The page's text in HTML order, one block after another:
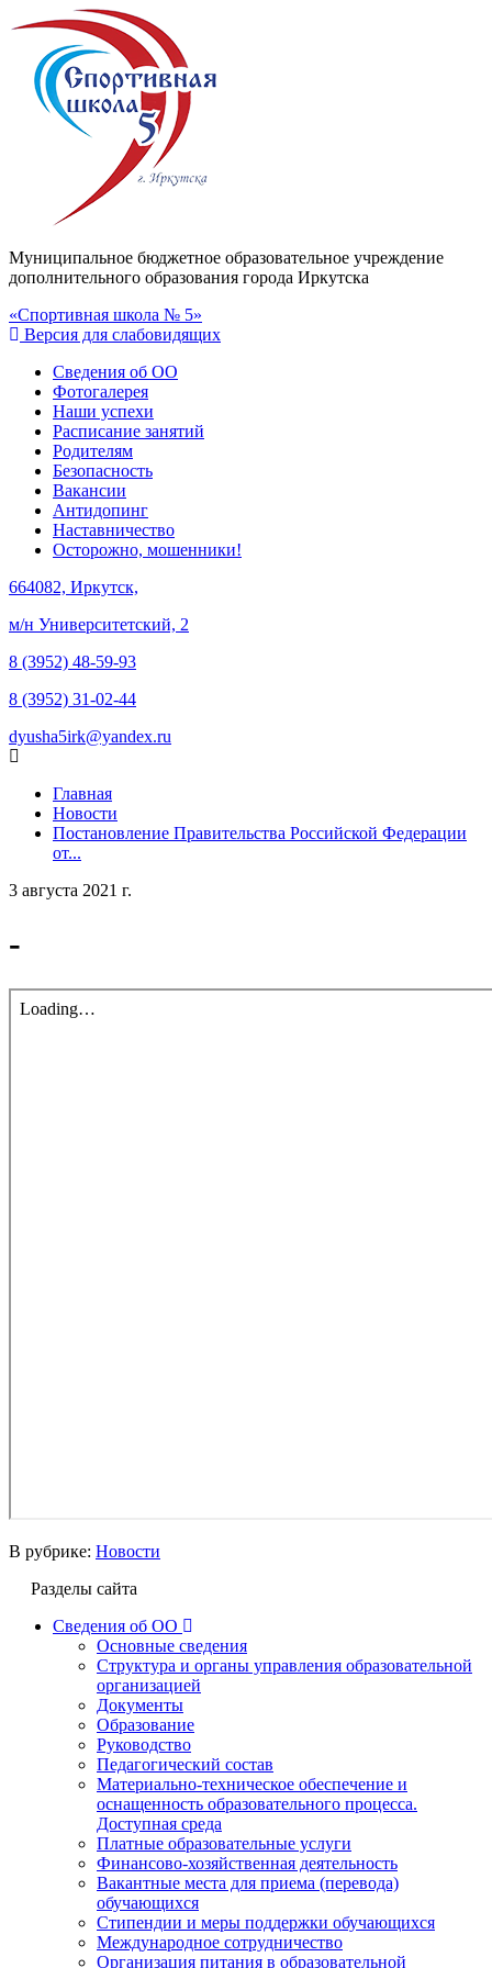
Муниципальное бюджетное образовательное учреждение
дополнительного образования города Иркутска
«Спортивная школа № 5»
Версия для слабовидящих
Сведения об ОО
Фотогалерея
Наши успехи
Расписание занятий
Родителям
Безопасность
Вакансии
Антидопинг
Наставничество
Осторожно, мошенники!
664082, Иркутск,
м/н Университетский, 2
8 (3952) 48-59-93
8 (3952) 31-02-44
dyusha5irk@yandex.ru
Главная
Новости
Постановление Правительства Российской Федерации
от...
3 августа 2021 г.
-
В рубрике: Новости
Разделы сайта
Сведения об ОО
Основные сведения
Структура и органы управления образовательной
организацией
Документы
Образование
Руководство
Педагогический состав
Материально-техническое обеспечение и
оснащенность образовательного процесса.
Доступная среда
Платные образовательные услуги
Финансово-хозяйственная деятельность
Вакантные места для приема (перевода)
обучающихся
Стипендии и меры поддержки обучающихся
Международное сотрудничество
Организация питания в образовательной